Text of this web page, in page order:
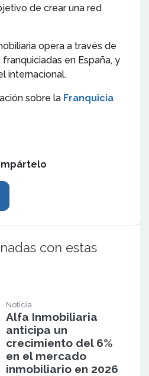
de crear una red
opera a través de
en España, y
internacional.
sobre la Franquicia
con estas
Noticia
Alfa Inmobiliaria
anticipa un
crecimiento del 6%
en el mercado
inmobiliario en 2026